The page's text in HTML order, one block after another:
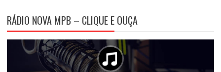
RÁDIO NOVA MPB – CLIQUE E OUÇA